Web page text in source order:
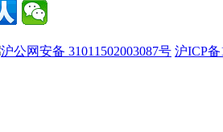
沪公网安备 31011502003087号 沪ICP备